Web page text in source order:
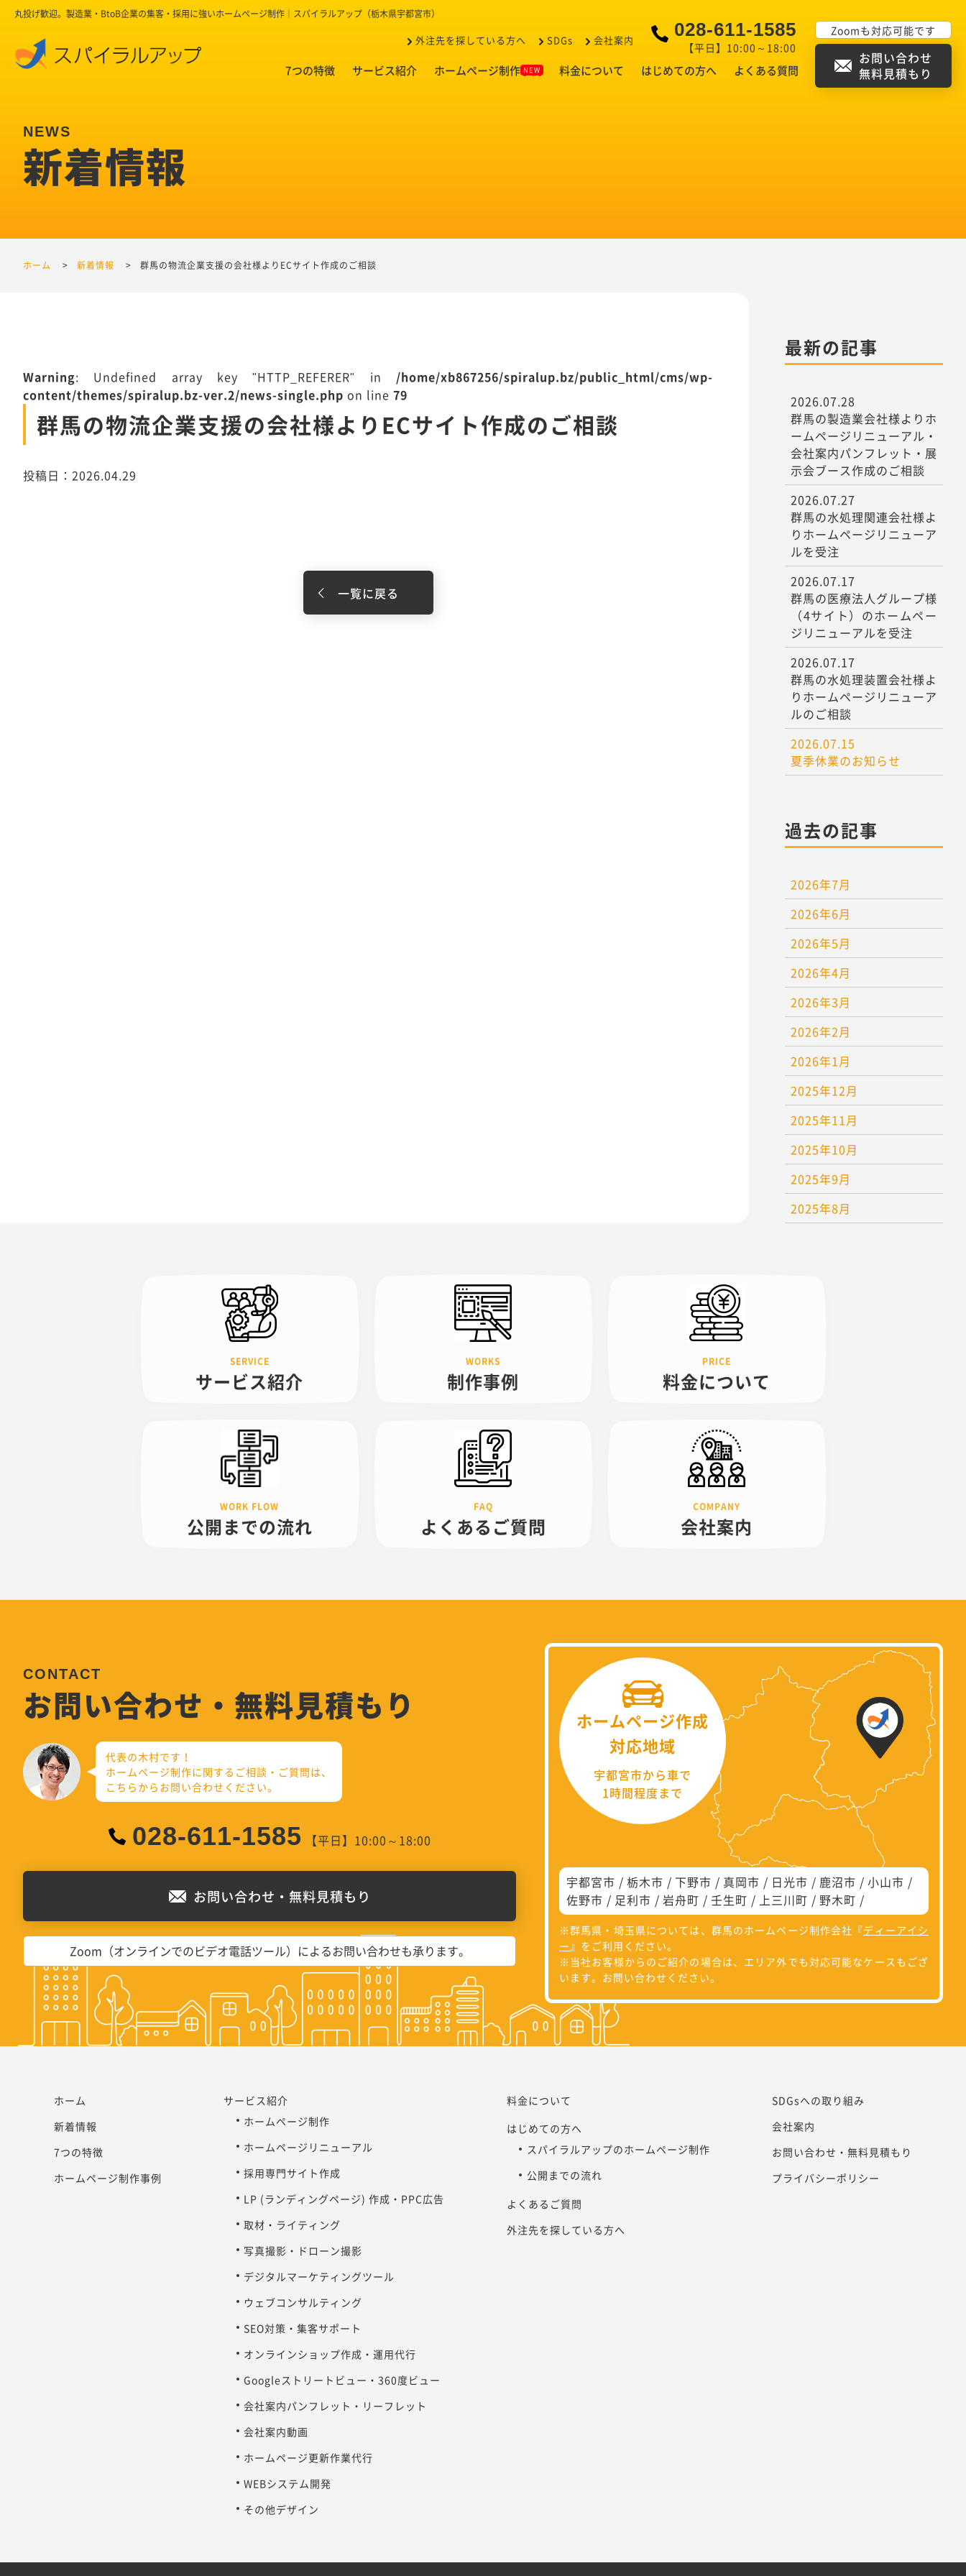
丸投げ歓迎。製造業・BtoB企業の集客・採用に強いホームページ制作｜スパイラルアップ（栃木県宇都宮市）
外注先を探している方へ SDGs 会社案内
028-611-1585
【平日】10:00～18:00
7つの特徴 サービス紹介 ホームページ制作事例 料金について はじめての方へ よくある質問
Zoomも対応可能です
お問い合わせ
無料見積もり
新着情報
ホーム 新着情報 群馬の物流企業支援の会社様よりECサイト作成のご相談
Warning: Undefined array key "HTTP_REFERER" in /home/xb867256/spiralup.bz/public_html/cms/wp-
content/themes/spiralup.bz-ver.2/news-single.php on line 79
群馬の物流企業支援の会社様よりECサイト作成のご相談
投稿日：2026.04.29
一覧に戻る
最新の記事
2026.07.28
群馬の製造業会社様よりホ
ームページリニューアル・
会社案内パンフレット・展
示会ブース作成のご相談
2026.07.27
群馬の水処理関連会社様よ
りホームページリニューア
ルを受注
2026.07.17
群馬の医療法人グループ様
（4サイト）のホームペー
ジリニューアルを受注
2026.07.17
群馬の水処理装置会社様よ
りホームページリニューア
ルのご相談
2026.07.15
夏季休業のお知らせ
過去の記事
2026年7月
2026年6月
2026年5月
2026年4月
2026年3月
2026年2月
2026年1月
2025年12月
2025年11月
2025年10月
2025年9月
2025年8月
サービス紹介 制作事例 料金について
公開までの流れ よくあるご質問 会社案内
お問い合わせ・無料見積もり
代表の木村です！
ホームページ制作に関するご相談・ご質問は、
こちらからお問い合わせください。
028-611-1585 【平日】10:00～18:00
お問い合わせ・無料見積もり
Zoom（オンラインでのビデオ電話ツール）によるお問い合わせも承ります。
ホームページ作成
対応地域
宇都宮市から車で
1時間程度まで
宇都宮市 栃木市 下野市 真岡市 日光市 鹿沼市
小山市
佐野市
足利市 岩舟町 壬生町 上三川町 野木町
※群馬県・埼玉県については、群馬のホームページ制作会社『ディーアイシ
ー』をご利用ください。
※当社お客様からのご紹介の場合は、エリア外でも対応可能なケースもござ
います。お問い合わせください。
ホーム
新着情報
7つの特徴
ホームページ制作事例
サービス紹介
ホームページ制作
ホームページリニューアル
採用専門サイト作成
LP (ランディングページ) 作成・PPC広告
取材・ライティング
写真撮影・ドローン撮影
デジタルマーケティングツール
ウェブコンサルティング
SEO対策・集客サポート
オンラインショップ作成・運用代行
Googleストリートビュー・360度ビュー
会社案内パンフレット・リーフレット
会社案内動画
ホームページ更新作業代行
WEBシステム開発
その他デザイン
料金について
はじめての方へ
スパイラルアップのホームページ制作
公開までの流れ
よくあるご質問
外注先を探している方へ
SDGsへの取り組み
会社案内
お問い合わせ・無料見積もり
プライバシーポリシー